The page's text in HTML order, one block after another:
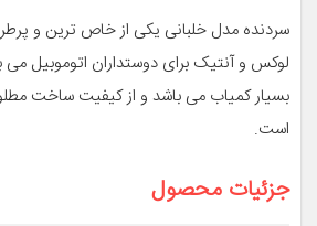
سردنده مدل خلبانی یکی از خاص ترین و
لوکس و آنتیک برای دوستداران اتوموبیل
بسیار کمیاب می باشد و از کیفیت ساخت
است.
جزئیات محصول